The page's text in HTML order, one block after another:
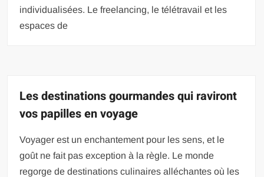
individualisées. Le freelancing, le télétravail et les
espaces de
Les destinations gourmandes qui raviront
vos papilles en voyage
Voyager est un enchantement pour les sens, et le
goût ne fait pas exception à la règle. Le monde
regorge de destinations culinaires alléchantes où les